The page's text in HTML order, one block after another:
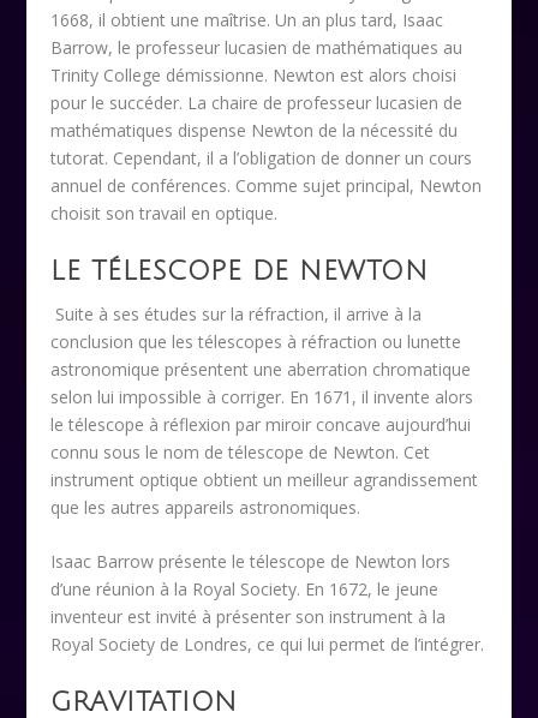
1668, il obtient une maîtrise. Un an plus tard, Isaac
Barrow, le professeur lucasien de mathématiques au
Trinity College démissionne. Newton est alors choisi
pour le succéder. La chaire de professeur lucasien de
mathématiques dispense Newton de la nécessité du
tutorat. Cependant, il a l’obligation de donner un cours
annuel de conférences. Comme sujet principal, Newton
choisit son travail en optique.
LE TÉLESCOPE DE NEWTON
Suite à ses études sur la réfraction, il arrive à la
conclusion que les télescopes à réfraction ou lunette
astronomique présentent une aberration chromatique
selon lui impossible à corriger. En 1671, il invente alors
le télescope à réflexion par miroir concave aujourd’hui
connu sous le nom de télescope de Newton. Cet
instrument optique obtient un meilleur agrandissement
que les autres appareils astronomiques.
Isaac Barrow présente le télescope de Newton lors
d’une réunion à la Royal Society. En 1672, le jeune
inventeur est invité à présenter son instrument à la
Royal Society de Londres, ce qui lui permet de l’intégrer.
GRAVITATION